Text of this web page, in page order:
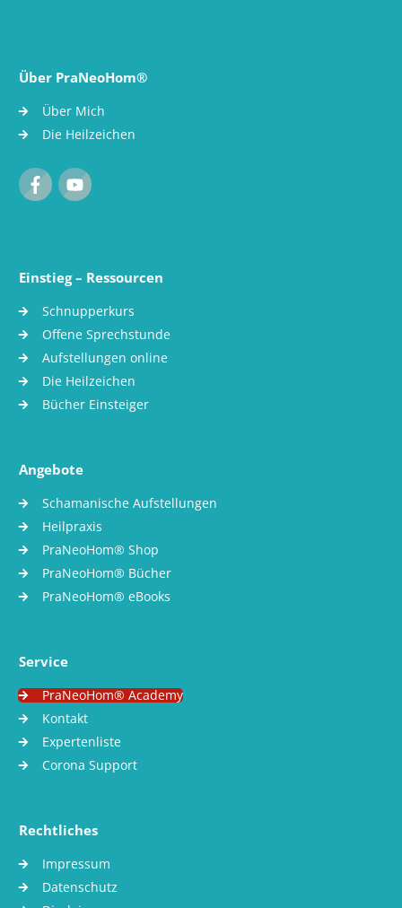
Über PraNeoHom®
Über Mich
Die Heilzeichen
Einstieg – Ressourcen
Schnupperkurs
Offene Sprechstunde
Aufstellungen online
Die Heilzeichen
Bücher Einsteiger
Angebote
Schamanische Aufstellungen
Heilpraxis
PraNeoHom® Shop
PraNeoHom® Bücher
PraNeoHom® eBooks
Service
PraNeoHom® Academy
Kontakt
Expertenliste
Corona Support
Rechtliches
Impressum
Datenschutz